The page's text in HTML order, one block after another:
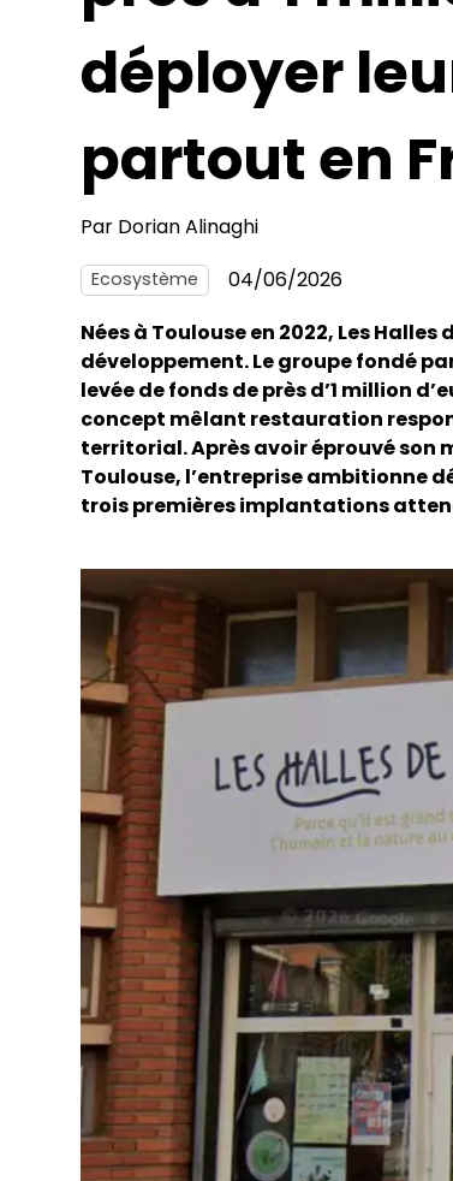
déployer
partout en
Par Dorian Alinaghi
Ecosystème
04/06/2026
Nées à Toulouse en 2022, Les
développement. Le groupe fondé
levée de fonds de près d’1 million
concept mêlant restauration
territorial. Après avoir éprouvé son
Toulouse, l’entreprise ambitionne
trois premières implantations